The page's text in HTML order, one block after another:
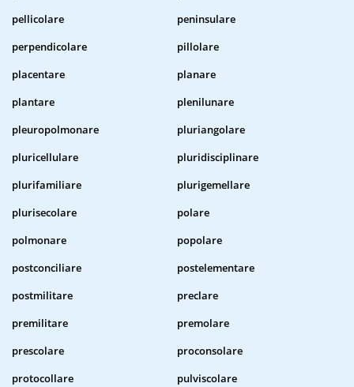
pellicolare
peninsulare
perpendicolare
pillolare
placentare
planare
plantare
plenilunare
pleuropolmonare
pluriangolare
pluricellulare
pluridisciplinare
plurifamiliare
plurigemellare
plurisecolare
polare
polmonare
popolare
postconciliare
postelementare
postmilitare
preclare
premilitare
premolare
prescolare
proconsolare
protocollare
pulviscolare